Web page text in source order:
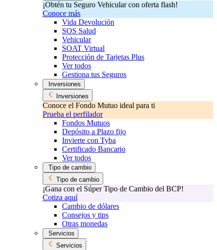
¡Obtén tu Seguro Vehicular con oferta flash!
Conoce más
Vida Devolución
SOS Salud
Vehicular
SOAT Virtual
Protección de Tarjetas Plus
Ver todos
Gestiona tus Seguros
Inversiones
Inversiones
Conoce el Fondo Mutuo ideal para ti
Prueba el perfilador
Fondos Mutuos
Depósito a Plazo fijo
Invierte con Tyba
Certificado Bancario
Ver todos
Tipo de cambio
Tipo de cambio
¡Gana con el Súper Tipo de Cambio del BCP!
Cotiza aquí
Cambio de dólares
Consejos y tips
Otras monedas
Servicios
Servicios